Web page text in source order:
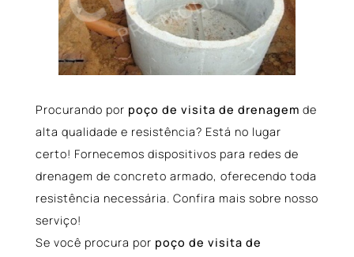
Procurando por poço de visita de drenagem de
alta qualidade e resistência? Está no lugar
certo! Fornecemos dispositivos para redes de
drenagem de concreto armado, oferecendo toda
resistência necessária. Confira mais sobre nosso
serviço!
Se você procura por poço de visita de